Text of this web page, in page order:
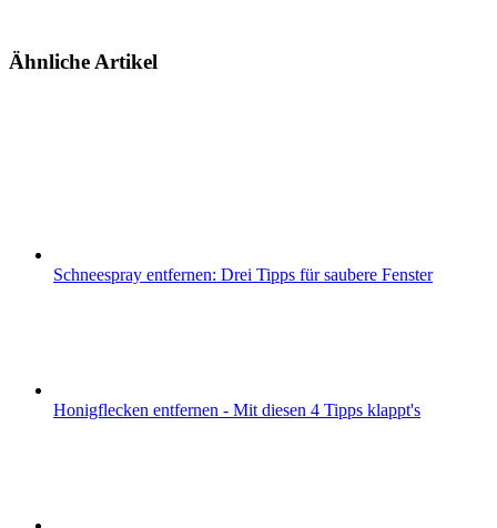
Ähnliche Artikel
Schneespray entfernen: Drei Tipps für saubere Fenster
Honigflecken entfernen - Mit diesen 4 Tipps klappt's